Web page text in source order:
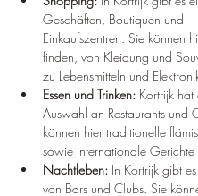
Geschäften, Boutiquen und
Einkaufszentren. Sie können
finden, von Kleidung und
zu Lebensmitteln und
Essen und Trinken: Kortrijk
Auswahl an Restaurants und
können hier traditionelle
sowie internationale
Nachtleben: In Kortrijk gibt
von Bars und Clubs. Sie